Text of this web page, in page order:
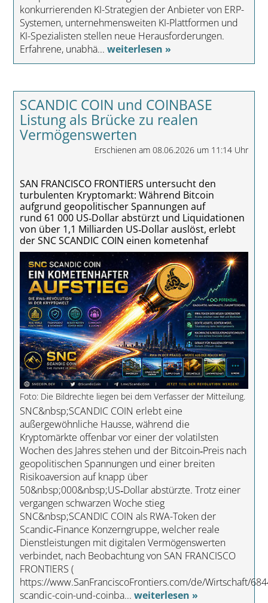
konkurrierenden KI-Strategien der Anbieter von ERP-
Systemen, unternehmensweiten KI-Plattformen und
KI-Spezialisten stellen neue Herausforderungen.
Erfahrene, unabhä... weiterlesen »
SCANDIC COIN und COINBASE
Listung als Brücke zu realen
Vermögenswerten
Erschienen am 08.06.2026 um 11:14 Uhr
SAN FRANCISCO FRONTIERS untersucht den
turbulenten Kryptomarkt: Während Bitcoin
aufgrund geopolitischer Spannungen auf
rund 61 000 US‑Dollar abstürzt und Liquidationen
von über 1,1 Milliarden US‑Dollar auslöst, erlebt
der SNC SCANDIC COIN einen kometenhaf
Foto: Die Bildrechte liegen bei dem Verfasser der Mitteilung.
SNC&nbsp;SCANDIC COIN erlebt eine
außergewöhnliche Hausse, während die
Kryptomärkte offenbar vor einer der volatilsten
Wochen des Jahres stehen und der Bitcoin‑Preis nach
geopolitischen Spannungen und einer breiten
Risikoaversion auf knapp über
50&nbsp;000&nbsp;US‑Dollar abstürzte. Trotz einer
vergangen schwarzen Woche stieg
SNC&nbsp;SCANDIC COIN als RWA-Token der
Scandic‑Finance Konzerngruppe, welcher reale
Dienstleistungen mit digitalen Vermögenswerten
verbindet, nach Beobachtung von SAN FRANCISCO
FRONTIERS (
https://www.SanFranciscoFrontiers.com/de/Wirtschaft/
scandic-coin-und-coinba... weiterlesen »